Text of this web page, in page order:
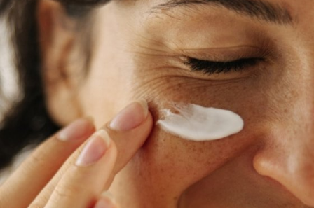
Réponse Pureté
Réponse Délicate
Réponse Éclat
Réponse Cosmake-up
Réponse Fondamentale
Réponse Body